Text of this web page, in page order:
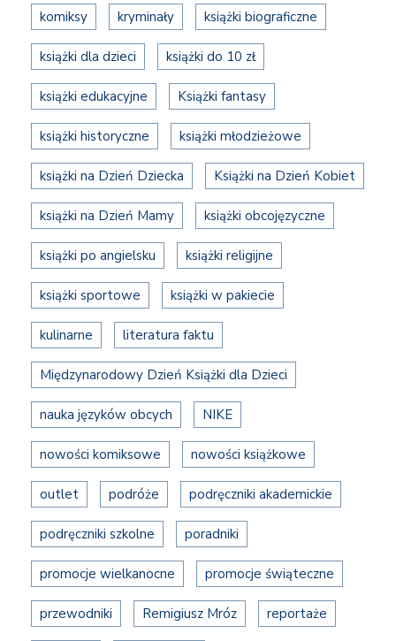
komiksy kryminały książki biograficzne
książki dla dzieci książki do 10 zł
książki edukacyjne Książki fantasy
książki historyczne książki młodzieżowe
książki na Dzień Dziecka Książki na Dzień Kobiet
książki na Dzień Mamy książki obcojęzyczne
książki po angielsku książki religijne
książki sportowe książki w pakiecie
kulinarne literatura faktu
Międzynarodowy Dzień Książki dla Dzieci
nauka języków obcych NIKE
nowości komiksowe nowości książkowe
outlet podróże podręczniki akademickie
podręczniki szkolne poradniki
promocje wielkanocne promocje świąteczne
przewodniki Remigiusz Mróz reportaże